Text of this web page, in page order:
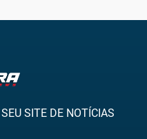
SITE DE NOTÍCIAS